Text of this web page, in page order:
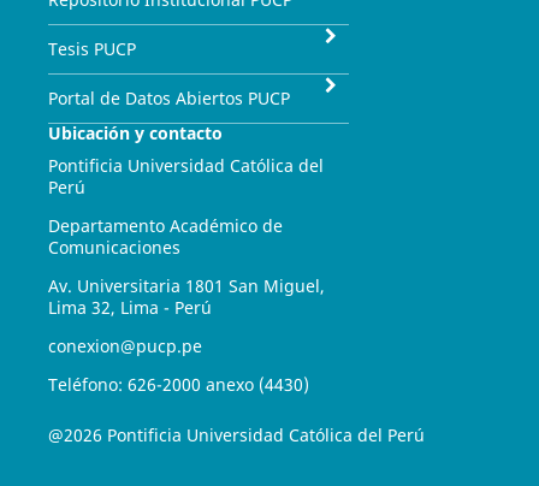
Tesis PUCP
Portal de Datos Abiertos PUCP
Ubicación y contacto
Pontificia Universidad Católica del
Perú
Departamento Académico de
Comunicaciones
Av. Universitaria 1801 San Miguel,
Lima 32, Lima - Perú
conexion@pucp.pe
Teléfono: 626-2000 anexo (4430)
@2026 Pontificia Universidad Católica del Perú